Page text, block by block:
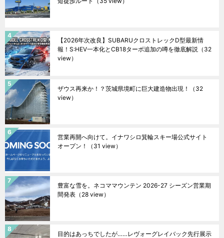
【2026年次改良】SUBARUクロストレックD型最新情
報！S:HEV一本化とCB18ターボ追加の噂を徹底解説 （32
view）
ザウス再来か！？茨城県境町に巨大建造物出現！
（32
view）
営業再開へ向けて。イナワシロ箕輪スキー場公式サイト
オープン！
（31 view）
豊富な雪を。ネコママウンテン 2026-27 シーズン営業期
間発表 （28 view）
目的はあっちでしたが……レヴォーグレイバック先行展示